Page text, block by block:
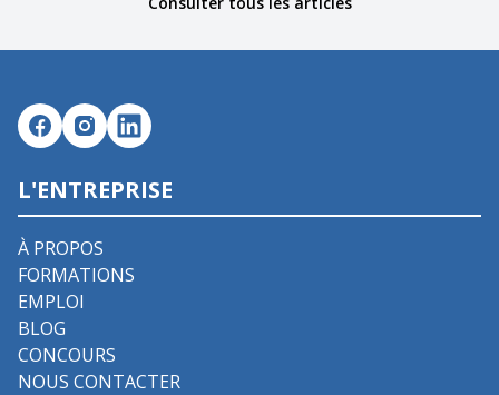
L'ENTREPRISE
À PROPOS
FORMATIONS
EMPLOI
BLOG
CONCOURS
NOUS CONTACTER